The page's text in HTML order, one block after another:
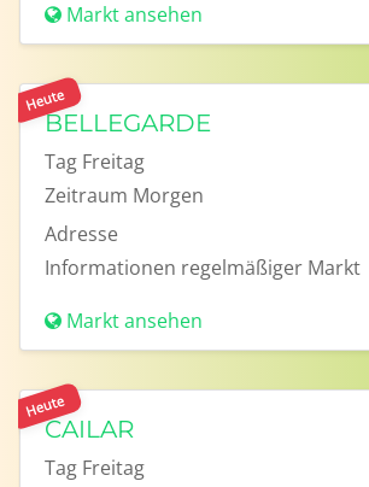
Markt ansehen
Heute
BELLEGARDE
Tag Freitag
Zeitraum Morgen
Adresse
Informationen regelmäßiger Markt
Markt ansehen
Heute
CAILAR
Tag Freitag